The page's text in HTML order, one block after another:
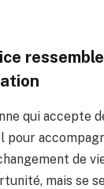
qui accepte
pour
de
mais se